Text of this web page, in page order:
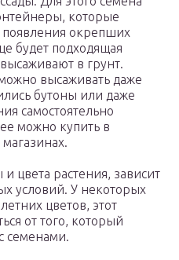
которые
окрепших
будет подходящая
в грунт.
высаживать даже
бутоны или даже
самостоятельно
можно купить в
и цвета растения, зависит
условий. У некоторых
цветов, этот
от того, который
семенами.